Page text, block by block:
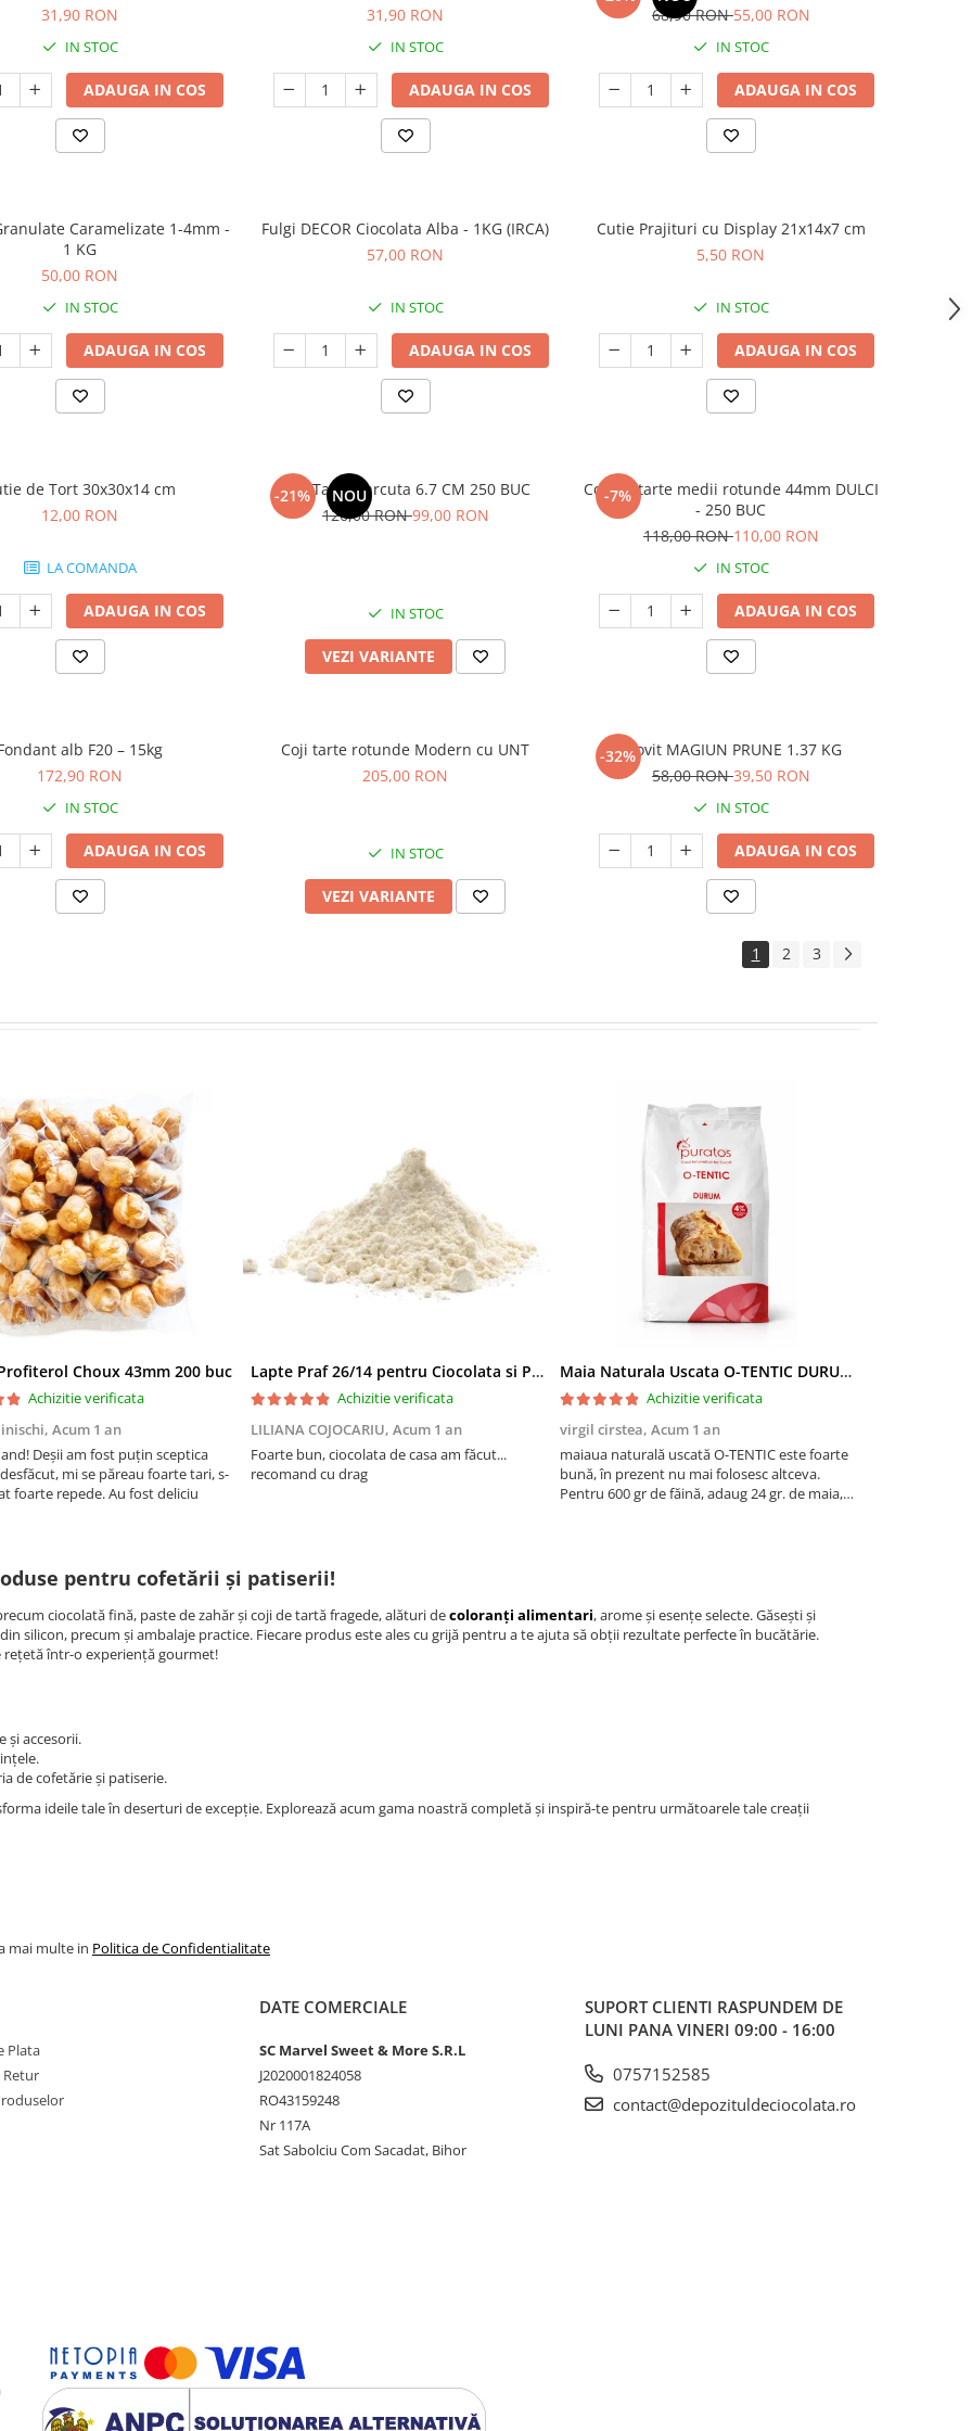
31,90 RON
IN STOC
ADAUGA IN COS
31,90 RON
IN STOC
ADAUGA IN COS
68,90 RON55,00 RON
IN STOC
ADAUGA IN COS
Caramelizate 1-4mm -
1 KG
50,00 RON
IN STOC
ADAUGA IN COS
Fulgi DECOR Ciocolata Alba - 1KG (IRCA)
57,00 RON
IN STOC
ADAUGA IN COS
Cutie Prajituri cu Display 21x14x7 cm
5,50 RON
IN STOC
ADAUGA IN COS
de Tort 30x30x14 cm
12,00 RON
LA COMANDA
ADAUGA IN COS
-21% NOU
Coji Tarte Barcuta 6.7 CM 250 BUC
126,00 RON99,00 RON
IN STOC
VEZI VARIANTE
-7%
Coji de tarte medii rotunde 44mm DULCI
- 250 BUC
118,00 RON110,00 RON
IN STOC
ADAUGA IN COS
alb F20 – 15kg
172,90 RON
IN STOC
ADAUGA IN COS
Coji tarte rotunde Modern cu UNT
205,00 RON
IN STOC
VEZI VARIANTE
-32%Arovit MAGIUN PRUNE 1.37 KG
58,00 RON39,50 RON
IN STOC
ADAUGA IN COS
1 2 3
Choux 43mm 200 buc
Achizitie verificata
Acum 1 an
Deșii am fost puțin sceptica
mi se păreau foarte tari, s-
foarte repede. Au fost deliciu
Lapte Praf 26/14 pentru Ciocolata si Prajituri
Achizitie verificata
LILIANA COJOCARIU, Acum 1 an
Foarte bun, ciocolata de casa am făcut...
recomand cu drag
Maia Naturala Uscata O-TENTIC DURUM - 1 kg
Achizitie verificata
virgil cirstea, Acum 1 an
maiaua naturală uscată O-TENTIC este foarte
bună, în prezent nu mai folosesc altceva.
Pentru 600 gr de făină, adaug 24 gr. de maia,
pentru cofetării și patiserii!
ciocolată fină, paste de zahăr și coji de tartă fragede, alături decoloranți alimentari, arome și esențe selecte. Găsești și
silicon, precum și ambalaje practice. Fiecare produs este ales cu grijă pentru a te ajuta să obții rezultate perfecte în bucătărie.
rețetă într-o experiență gourmet!
și accesorii.
de cofetărie și patiserie.
ideile tale în deserturi de excepție. Explorează acum gama noastră completă și inspiră-te pentru următoarele tale creații
mai multe in Politica de Confidentialitate
Plata
Retur
DATE COMERCIALE
SC Marvel Sweet & More S.R.L
J2020001824058
RO43159248
Nr 117A
Sat Sabolciu Com Sacadat, Bihor
SUPORT CLIENTI RASPUNDEM DE
LUNI PANA VINERI 09:00 - 16:00
0757152585
contact@depozituldeciocolata.ro